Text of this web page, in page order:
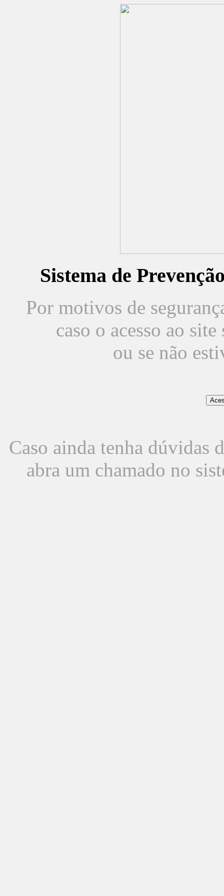
Sistema de
Por motivos de
caso o acesso ao
ou se não
Caso ainda tenha dúvidas
abra um chamado no